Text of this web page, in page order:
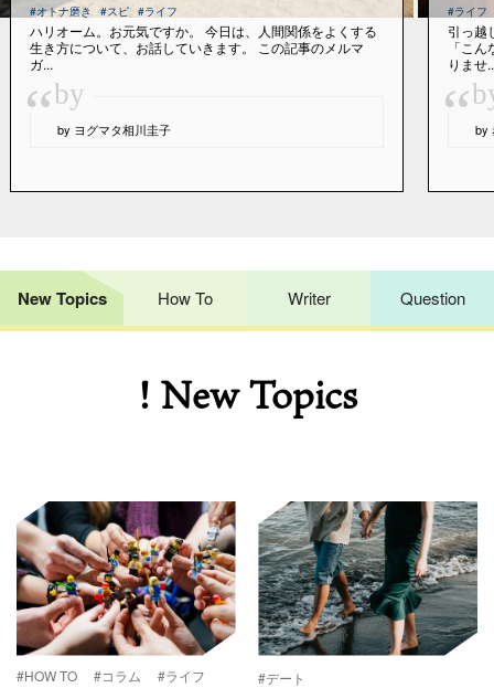
#オトナ磨き #スピ #ライフ
ハリオーム。お元気ですか。 今日は、人間関係をよくする
生き方について、お話していきます。 この記事のメルマ
ガ...
“by
by ヨグマタ相川圭子
#ライフ
引っ越
「こ
りませ
“ by
New Topics How To Writer Question
! New Topics
#HOW TO #コラム #ライフ #デート